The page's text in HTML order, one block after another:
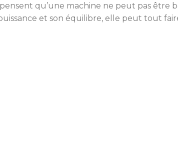
qu’une machine ne peut pas
et son équilibre, elle peut tout